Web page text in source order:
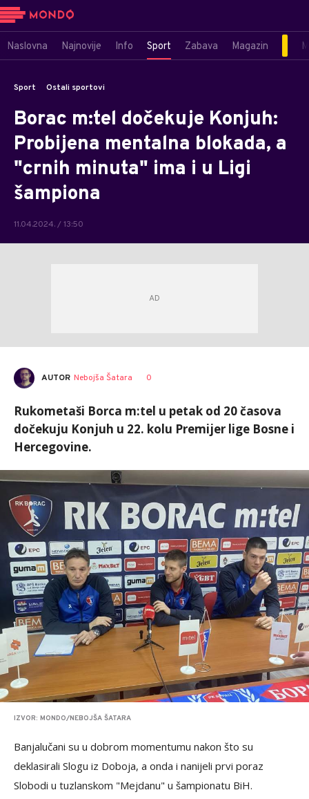
Naslovna Najnovije Info Sport Zabava Magazin
Sport Ostali sportovi
Borac m:tel dočekuje Konjuh:
Probijena mentalna blokada, a
"crnih minuta" ima i u Ligi
šampiona
11.04.2024. / 13:50
AUTOR Nebojša Šatara 0
Rukometaši Borca m:tel u petak od 20 časova
dočekuju Konjuh u 22. kolu Premijer lige Bosne i
Hercegovine.
IZVOR: MONDO/NEBOJŠA ŠATARA
Banjalučani su u dobrom momentumu nakon što su
deklasirali Slogu iz Doboja, a onda i nanijeli prvi poraz
Slobodi u tuzlanskom "Mejdanu" u šampionatu BiH.